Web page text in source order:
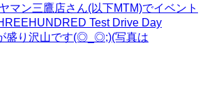
マン三鷹店さん(以下MTM)でイベント
Test Drive Day
盛り沢山です(◎_◎;)(写真は